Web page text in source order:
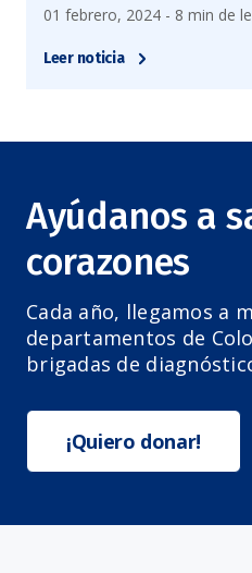
01 febrero, 2024 - 8 min de
Leer noticia
Ayúdanos a
corazones
Cada año, llegamos a
departamentos de
brigadas de
¡Quiero donar!